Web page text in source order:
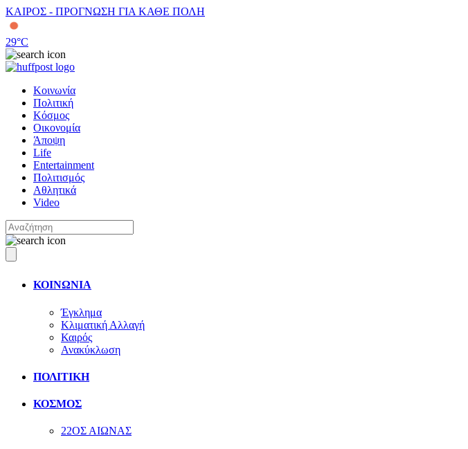
ΚΑΙΡΟΣ - ΠΡΟΓΝΩΣΗ ΓΙΑ ΚΑΘΕ ΠΟΛΗ
29°C
Κοινωνία
Πολιτική
Κόσμος
Οικονομία
Άποψη
Life
Entertainment
Πολιτισμός
Αθλητικά
Video
ΚΟΙΝΩΝΙΑ
Έγκλημα
Κλιματική Αλλαγή
Καιρός
Ανακύκλωση
ΠΟΛΙΤΙΚΗ
ΚΟΣΜΟΣ
22ΟΣ ΑΙΩΝΑΣ